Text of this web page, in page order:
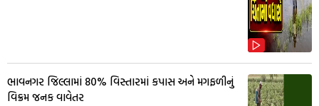
ભાવનગર જિલ્લામાં 80% વિસ્તારમાં કપાસ અને મગફળીનું
વિક્રમ જનક વાવેતર